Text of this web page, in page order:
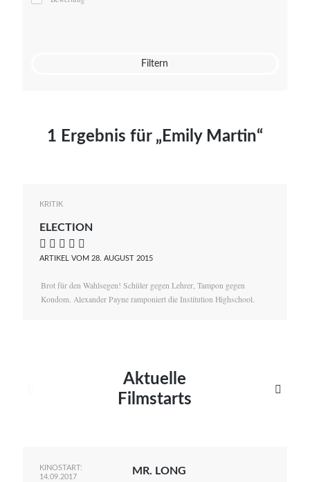
Mato von Vogelstein
Filtern
1 Ergebnis für „Emily Martin“
KRITIK
ELECTION
    
ARTIKEL VOM 28. AUGUST 2015
Brot für den Wahlsegen! Schüler gegen Lehrer, Tampon gegen
Kondom. Alexander Payne ramponiert die Institution Highschool.
Aktuelle
Filmstarts

KINOSTART:
14.09.2017
MR. LONG